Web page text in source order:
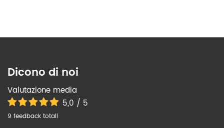
Dicono di noi
Valutazione media
5,0 / 5
9 feedback totali